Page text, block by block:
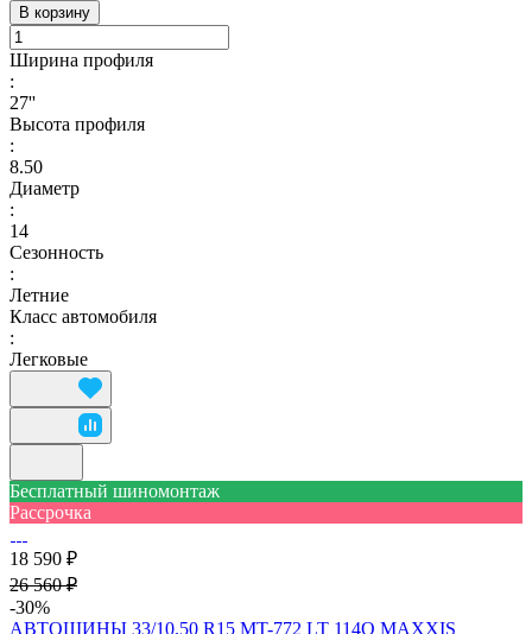
В корзину
Ширина профиля
:
27''
Высота профиля
:
8.50
Диаметр
:
14
Сезонность
:
Летние
Класс автомобиля
:
Легковые
Бесплатный шиномонтаж
Рассрочка
18 590 ₽
26 560 ₽
-30%
АВТОШИНЫ 33/10.50 R15 MT-772 LT 114Q MAXXIS